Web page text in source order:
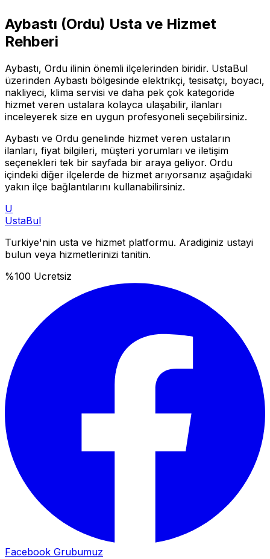
Aybastı (Ordu) Usta ve Hizmet
Rehberi
Aybastı, Ordu ilinin önemli ilçelerinden biridir. UstaBul
üzerinden Aybastı bölgesinde elektrikçi, tesisatçı, boyacı,
nakliyeci, klima servisi ve daha pek çok kategoride
hizmet veren ustalara kolayca ulaşabilir, ilanları
inceleyerek size en uygun profesyoneli seçebilirsiniz.
Aybastı ve Ordu genelinde hizmet veren ustaların
ilanları, fiyat bilgileri, müşteri yorumları ve iletişim
seçenekleri tek bir sayfada bir araya geliyor. Ordu
içindeki diğer ilçelerde de hizmet arıyorsanız aşağıdaki
yakın ilçe bağlantılarını kullanabilirsiniz.
U
UstaBul
Turkiye'nin usta ve hizmet platformu. Aradiginiz ustayi
bulun veya hizmetlerinizi tanitin.
%100 Ucretsiz
Facebook Grubumuz